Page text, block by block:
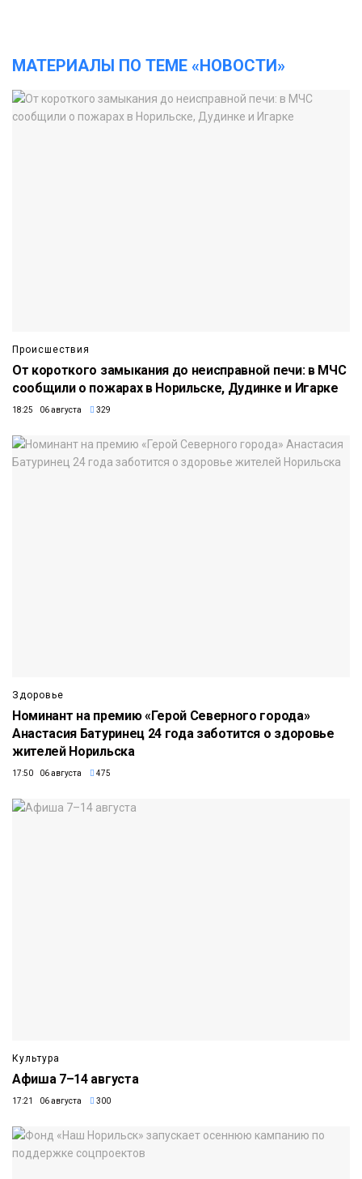
МАТЕРИАЛЫ ПО ТЕМЕ «НОВОСТИ»
Происшествия
От короткого замыкания до неисправной печи: в МЧС
сообщили о пожарах в Норильске, Дудинке и Игарке
18:25 06 августа 329
Здоровье
Номинант на премию «Герой Северного города»
Анастасия Батуринец 24 года заботится о здоровье
жителей Норильска
17:50 06 августа 475
Культура
Афиша 7–14 августа
17:21 06 августа 300